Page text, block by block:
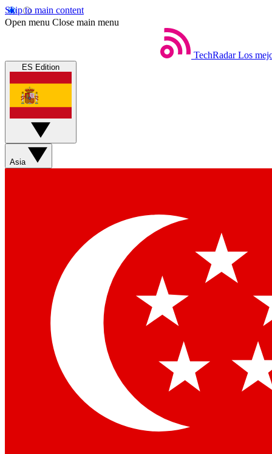
Skip to main content
Open menu Close main menu
TechRadar Los
ES Edition
Asia